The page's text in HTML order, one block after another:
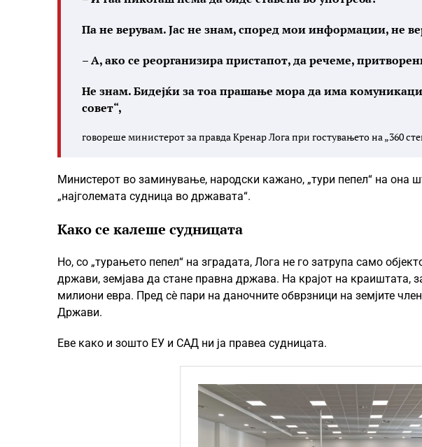
Па не верувам. Јас не знам, според мои информации, не
– А, ако се реорганизира пристапот, да речеме,
Не знам. Бидејќи за тоа прашање мора да има
совет“,
говореше министерот за правда Кренар Лога при гостувањето на „360
Министерот во заминување, народски кажано, „тури пепел“ на она
„најголемата судница во државата“.
Како се калеше судницата
Но, со „турањето пепел“ на зградата, Лога не го затрупа само
држави, земјава да стане правна држава. На крајот на краиштата,
милиони евра. Пред сѐ пари на даночните обврзници на земјите
Држави.
Еве како и зошто ЕУ и САД ни ја правеа судницата.